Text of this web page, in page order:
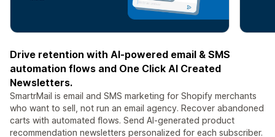
Drive retention with AI-powered email & SMS
automation flows and One Click AI Created
Newsletters.
SmartrMail is email and SMS marketing for Shopify merchants
who want to sell, not run an email agency. Recover abandoned
carts with automated flows. Send AI-generated product
recommendation newsletters personalized for each subscriber.